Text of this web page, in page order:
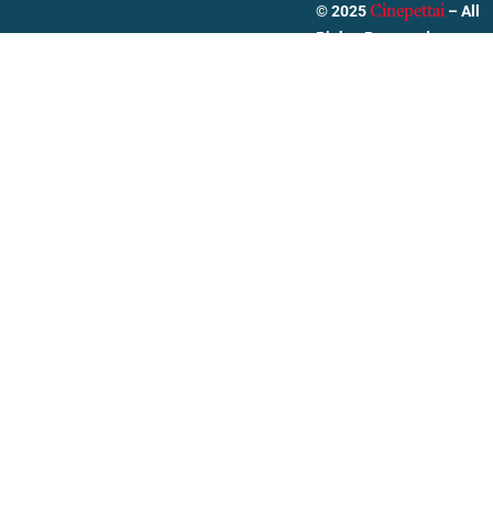
© 2025 Cinepettai – All
Rights Reserved